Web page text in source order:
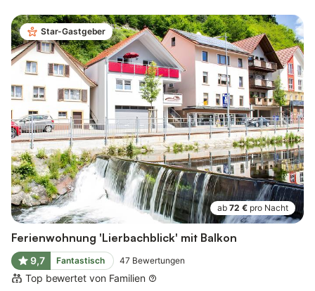
Star-Gastgeber
ab 72 € pro Nacht
Ferienwohnung 'Lierbachblick' mit Balkon
9,7 Fantastisch 47 Bewertungen
Top bewertet von Familien